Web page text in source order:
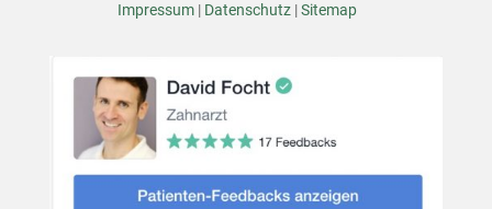
Impressum | Datenschutz |Sitemap